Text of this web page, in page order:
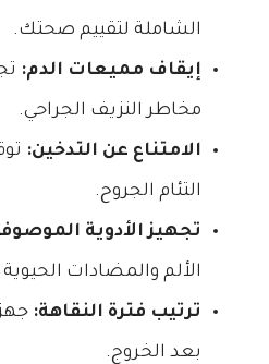
الشاملة لتقييم صحتك.
إيقاف مميعات الدم:
مخاطر النزيف الجراحي.
الامتناع عن التدخين:
التئام الجروح.
تجهيز الأدوية
الألم والمضادات
ترتيب فترة النقاهة:
بعد الخروج.